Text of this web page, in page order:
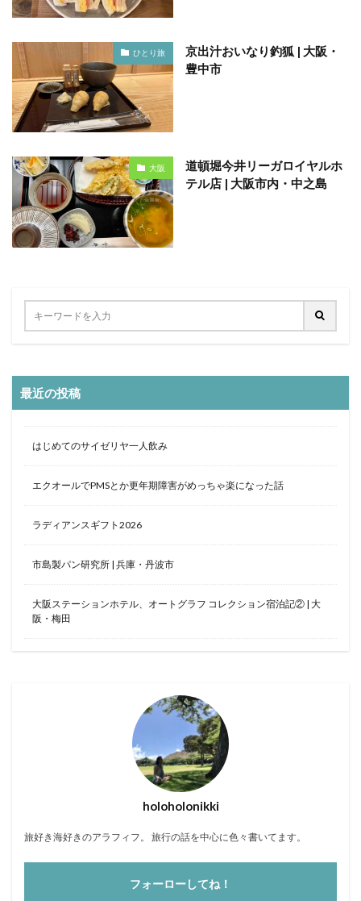
ひとり旅
京出汁おいなり釣狐 | 大阪・
豊中市
大阪
道頓堀今井リーガロイヤルホ
テル店 | 大阪市内・中之島
最近の投稿
はじめてのサイゼリヤ一人飲み
エクオールでPMSとか更年期障害がめっちゃ楽になった話
ラディアンスギフト2026
市島製パン研究所 | 兵庫・丹波市
大阪ステーションホテル、オートグラフ コレクション宿泊記② | 大
阪・梅田
holoholonikki
旅好き海好きのアラフィフ。 旅行の話を中心に色々書いてます。
フォーローしてね！